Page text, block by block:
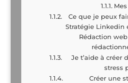
Mes
Ce que je peux
Stratégie Linkedin
Rédaction
Je t’aide à créer
stress
Créer une